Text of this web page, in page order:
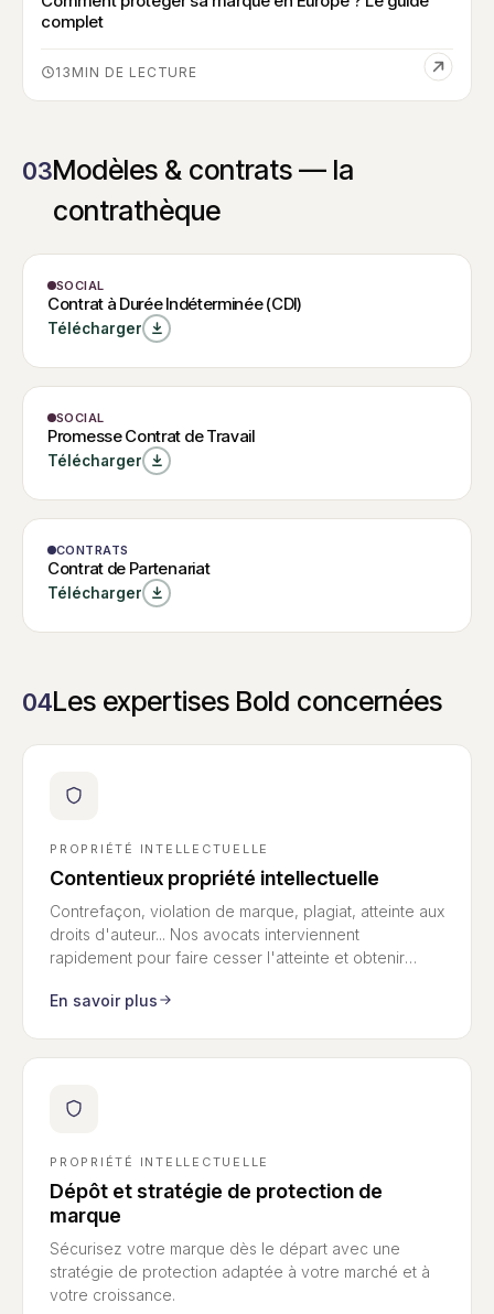
complet
13
03Modèles & contrats — la
contrathèque
MODÈLE
Contrat à
Durée
Indéterminée
(CDI)
Contrat à Durée
Indéterminée (CDI)
SOCIAL
Contrat à Durée Indéterminée (CDI)
Télécharger
MODÈLE
Promesse
Contrat de
Travail
W
Promesse Contrat de
SOCIAL
Promesse Contrat de Travail
Télécharger
MODÈLE
Contrat de
Partenariat
Contrat de
Partenariat
CONTRATS
Contrat de Partenariat
Télécharger
04Les expertises Bold concernées
PROPRIÉTÉ INTELLECTUELLE
Contentieux propriété intellectuelle
Contrefaçon, violation de marque, plagiat, atteinte aux
droits d'auteur... Nos avocats interviennent
rapidement pour faire cesser l'atteinte et obtenir
En savoir plus
PROPRIÉTÉ INTELLECTUELLE
Dépôt et stratégie de protection de
marque
Sécurisez votre marque dès le départ avec une
stratégie de protection adaptée à votre marché et à
votre croissance.